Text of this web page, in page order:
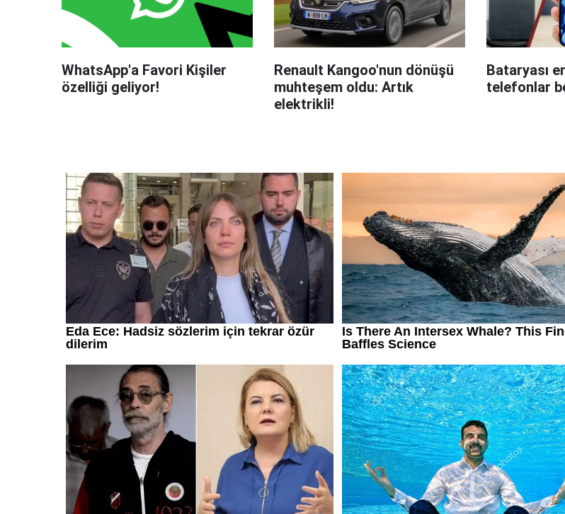
WhatsApp'a Favori Kişiler
özelliği geliyor!
Renault Kangoo'nun dönüşü
muhteşem oldu: Artık
elektrikli!
Bataryası
telefonlar